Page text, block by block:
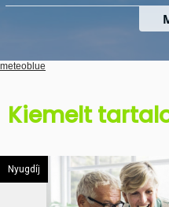
meteoblue
Kiemelt
Nyugdíj